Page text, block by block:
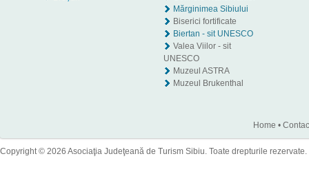
Mărginimea Sibiului
Biserici fortificate
Biertan - sit UNESCO
Valea Viilor - sit
UNESCO
Muzeul ASTRA
Muzeul Brukenthal
Home •
Copyright © 2026 Asociaţia Judeţeană de Turism Sibiu. Toate drepturile rezervate.